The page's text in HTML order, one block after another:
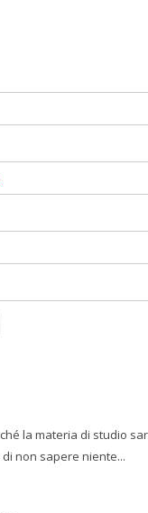
la materia di studio
non sapere niente...